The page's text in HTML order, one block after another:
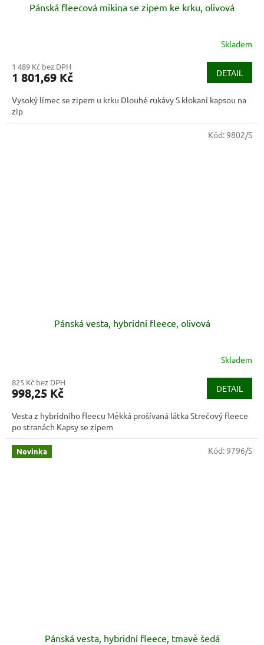
Pánská fleecová mikina se zipem ke krku, olivová
Skladem
1 489 Kč bez DPH
1 801,69 Kč DETAIL
Vysoký límec se zipem u krku Dlouhé rukávy S klokaní kapsou na
zip
Pánská vesta, hybridní fleece, olivová
Skladem
825 Kč bez DPH
998,25 Kč DETAIL
Vesta z hybridního fleecu Měkká prošívaná látka Strečový fleece
po stranách Kapsy se zipem
Kód:9802/S
Novinka
Pánská vesta, hybridní fleece, tmavě šedá
Kód:9796/S